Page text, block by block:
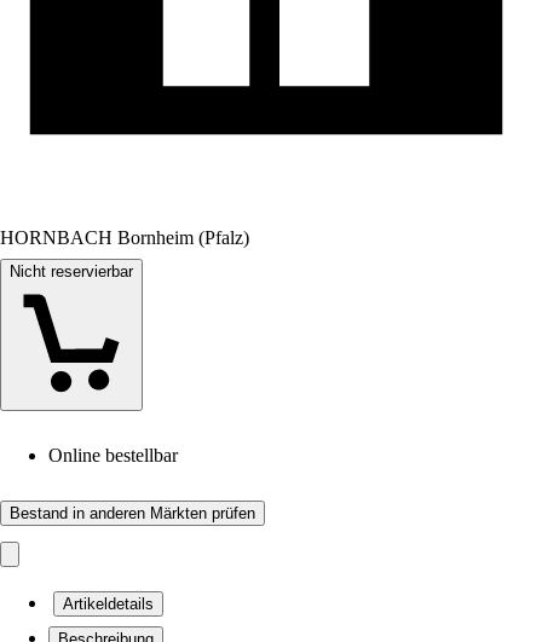
HORNBACH Bornheim (Pfalz)
Nicht reservierbar
Online bestellbar
Bestand in anderen Märkten prüfen
Artikeldetails